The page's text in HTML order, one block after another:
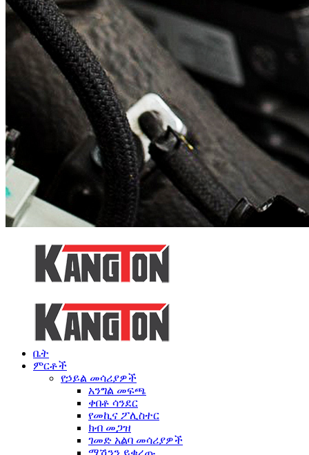
ቤት
ምርቶች
የኃይል መሳሪያዎች
አንግል መፍጫ
ቀበቶ ሳንደር
የመኪና ፖሊስተር
ክብ መጋዝ
ገመድ አልባ መሳሪያዎች
ማሽንን ይቁረጡ